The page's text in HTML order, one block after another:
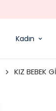
Kadın
KIZ BEBEK